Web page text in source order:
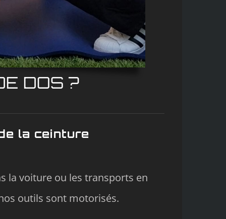
DOS ?
la ceinture
la voiture ou les transports en
outils sont motorisés.